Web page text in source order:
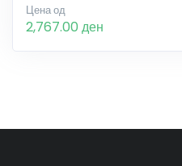
Цена од
2,767.00 ден